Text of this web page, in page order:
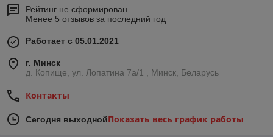
Рейтинг не сформирован
Менее 5 отзывов за последний год
Работает с 05.01.2021
г. Минск
д. Копище, ул. Лопатина 7а/1 , Минск, Беларусь
Контакты
Сегодня выходнойПоказать весь график работы